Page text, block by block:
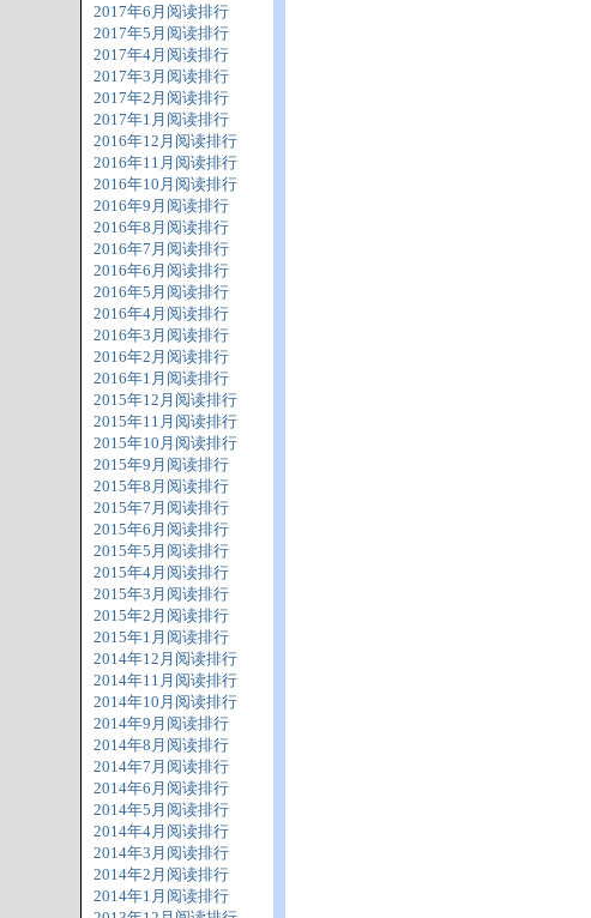
2017年6月阅读排行
2017年5月阅读排行
2017年4月阅读排行
2017年3月阅读排行
2017年2月阅读排行
2017年1月阅读排行
2016年12月阅读排行
2016年11月阅读排行
2016年10月阅读排行
2016年9月阅读排行
2016年8月阅读排行
2016年7月阅读排行
2016年6月阅读排行
2016年5月阅读排行
2016年4月阅读排行
2016年3月阅读排行
2016年2月阅读排行
2016年1月阅读排行
2015年12月阅读排行
2015年11月阅读排行
2015年10月阅读排行
2015年9月阅读排行
2015年8月阅读排行
2015年7月阅读排行
2015年6月阅读排行
2015年5月阅读排行
2015年4月阅读排行
2015年3月阅读排行
2015年2月阅读排行
2015年1月阅读排行
2014年12月阅读排行
2014年11月阅读排行
2014年10月阅读排行
2014年9月阅读排行
2014年8月阅读排行
2014年7月阅读排行
2014年6月阅读排行
2014年5月阅读排行
2014年4月阅读排行
2014年3月阅读排行
2014年2月阅读排行
2014年1月阅读排行